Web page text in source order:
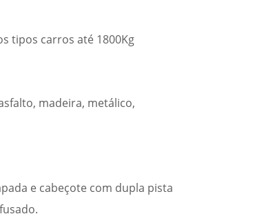
tipos carros até 1800Kg
madeira, metálico,
e cabeçote com dupla pista